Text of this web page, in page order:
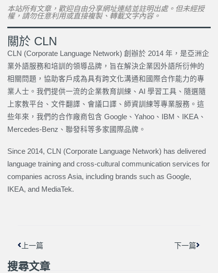
本站所有文章，歡迎自由分享網址連結並註明出處。但未經授
權，請勿任意利用或直接複製、轉載文字內容。
關於 CLN
CLN (Corporate Language Network) 創辦於 2014 年，是亞洲企
業外語服務和培訓的領導品牌，旨在解決企業因外語所衍伸的
相關問題，協助客戶成為具有跨文化溝通和國際合作能力的專
業人士。我們提供一流的企業教育訓練、AI 學習工具、隨選隨
上家教平台、文件翻譯、會議口譯、師資訓練等專業服務。這
些年來，我們的合作廠商包含 Google、Yahoo、IBM、IKEA、
Mercedes-Benz、聯發科等多家國際品牌。
Since 2014, CLN (Corporate Language Network) has delivered
language training and cross-cultural communication services for
companies across Asia, including brands such as Google,
IKEA, and MediaTek.
上一篇 下一篇
搜尋文章